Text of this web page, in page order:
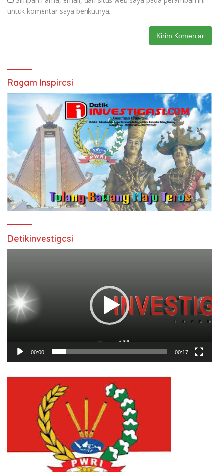
untuk komentar saya berikutnya.
Ragam Inspirasi
Detikinvestigasi
00:00 00:17